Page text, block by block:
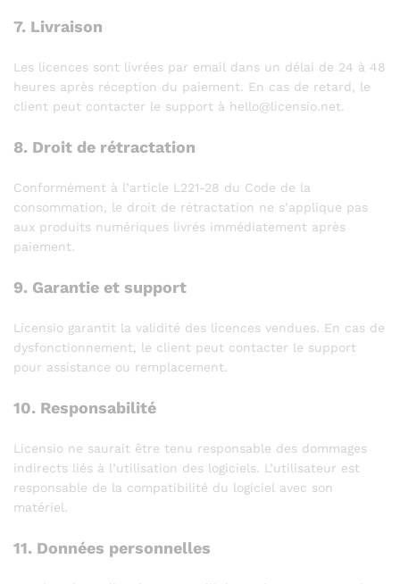
7. Livraison
Les licences sont livrées par email dans un délai de 24 à 48
heures après réception du paiement. En cas de retard, le
client peut contacter le support à hello@licensio.net.
8. Droit de rétractation
Conformément à l’article L221-28 du Code de la
consommation, le droit de rétractation ne s’applique pas
aux produits numériques livrés immédiatement après
paiement.
9. Garantie et support
Licensio garantit la validité des licences vendues. En cas de
dysfonctionnement, le client peut contacter le support
pour assistance ou remplacement.
10. Responsabilité
Licensio ne saurait être tenu responsable des dommages
indirects liés à l’utilisation des logiciels. L’utilisateur est
responsable de la compatibilité du logiciel avec son
matériel.
11. Données personnelles